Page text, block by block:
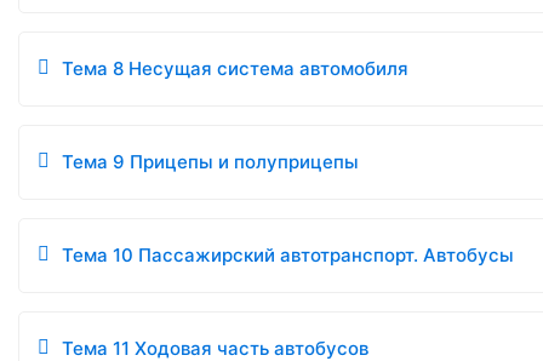
Тема 8 Несущая система автомобиля
Тема 9 Прицепы и полуприцепы
Тема 10 Пассажирский автотранспорт. Автобусы
Тема 11 Ходовая часть автобусов